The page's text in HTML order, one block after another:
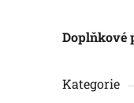
Doplňkové
Kategorie